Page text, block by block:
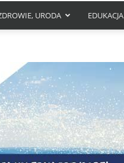
URODA EDUKACJA